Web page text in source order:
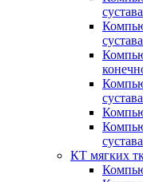
сустава
сустава
сустава
сустава
КТ мягких